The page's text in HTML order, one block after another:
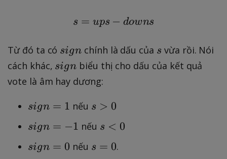
s=ups - downs
s = ups − downs
Từ đó ta có s
i
g
n
signchính là dấu của s
s vừa rồi. Nói
cách khác, s
i
n
sign biểu thị cho dấu của kết quả
vote là âm hay dương:
si
n
=
sign = 1 nếu s
0
s > 0
si
n
sign = −1 nếu s
0
s < 0
si
sign = 0 nếu s
s = 0.